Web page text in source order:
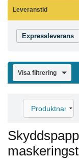
Leveranstid
Expressleverans
Visa filtrering